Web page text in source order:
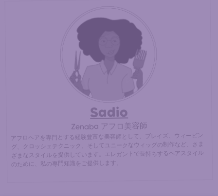
⏱️ 迅速なマッチング。簡単・スピーディーな予約。22時間
オンライン予約受付中。 手頃な価格のアフロ・アフリカン
ヘアスタイルのために、最寄りのアフロ美容師に直接ご連
30% cheaper than at an afro hair salon)
Sadio
Zenaba アフロ美容師
アフロヘアを専門とする経験豊富な美容師として、ブレイズ、ウィービン
グ、クロッシェテクニック、そしてユニークなウィッグの制作など、さま
ざまなスタイルを提供しています。エレガントで長持ちするヘアスタイル
のために、私の専門知識をご提供します。